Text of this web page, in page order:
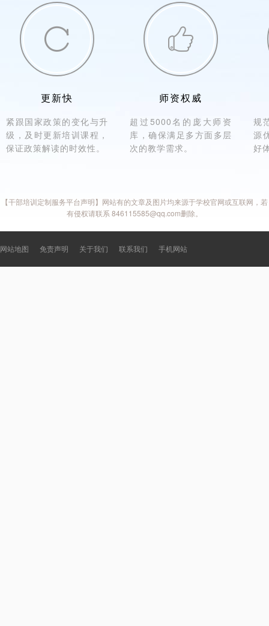
文化局领导干部
国学之道家文化与人生智慧
文化诗学
文化局领导干部
税务领导

更新快
紧跟国家政策的变化与升
级，及时更新培训课程，
保证政策解读的时效性。

师资权威
超过5000名的庞大师资
库，确保满足多方面多层
次的教学需求。
规
源
好
【干部培训定制服务平台声明】网站有的文章及图片均来源于学校官网或互联网，若
有侵权请联系 846115585@qq.com删除。
网站地图 免责声明 关于我们 联系我们 手机网站